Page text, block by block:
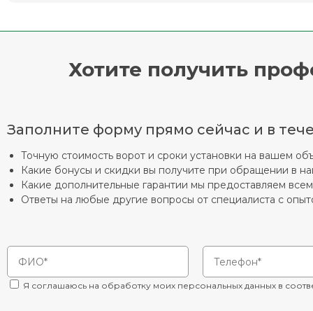
Хотите получить
Заполните форму прямо сейчас и в
Точную стоимость ворот и сроки установки на вашем
Какие бонусы и скидки вы получите при обращении в
Какие дополнительные гарантии мы предоставляем
Ответы на любые другие вопросы от специалиста с
Я соглашаюсь на обработку моих персональных данных в